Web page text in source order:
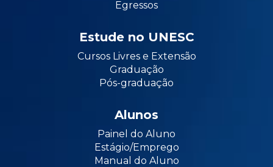
Egressos
Estude no UNESC
Cursos Livres e Extensão
Graduação
Pós-graduação
Alunos
Painel do Aluno
Estágio/Emprego
Manual do Aluno